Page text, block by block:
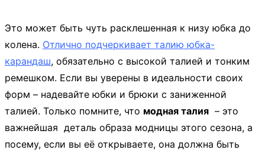
Это может быть чуть расклешенная к низу юбка до
колена. Отлично подчеркивает талию юбка-
карандаш, обязательно с высокой талией и тонким
ремешком. Если вы уверены в идеальности своих
форм – надевайте юбки и брюки с заниженной
талией. Только помните, что модная талия – это
важнейшая деталь образа модницы этого сезона, а
посему, если вы её открываете, она должна быть